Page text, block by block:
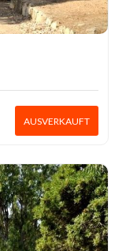
AUSVERKAUFT